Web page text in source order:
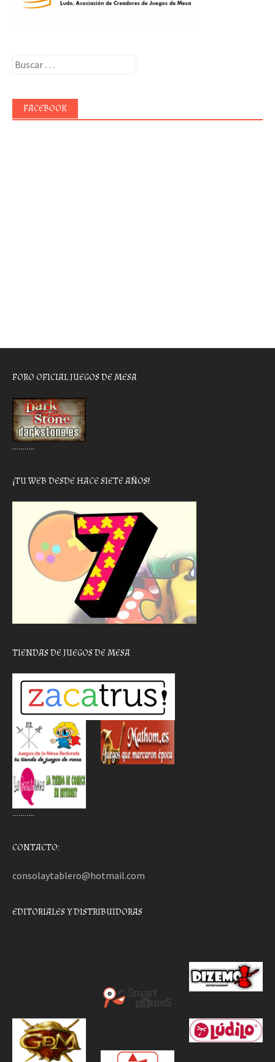
Buscar:
FACEBOOK
FORO OFICIAL JUEGOS DE MESA
………..
¡TU WEB DESDE HACE SIETE AÑOS!
TIENDAS DE JUEGOS DE MESA
………..
CONTACTO:
consolaytablero@hotmail.com
EDITORIALES Y DISTRIBUIDORAS